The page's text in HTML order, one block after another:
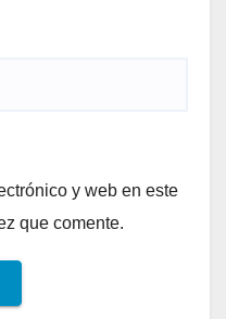
y web en este
que comente.